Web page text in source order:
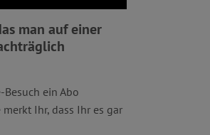
man auf einer
ein Abo
Ihr, dass Ihr es gar